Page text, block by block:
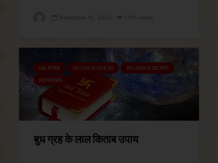
November 10, 2020 1,591 views
LAL KITAB OCCULT SCIENCES
RELIGIOUS SECRET
REMEDIES
बुध ग्रह के लाल किताब उपाय